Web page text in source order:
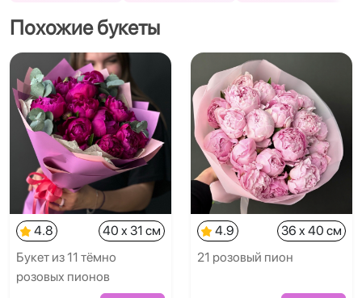
Похожие букеты
4.8
40 x 31 см
Букет из 11 тёмно
розовых пионов
4.9
36 x 40 см
21 розовый пион